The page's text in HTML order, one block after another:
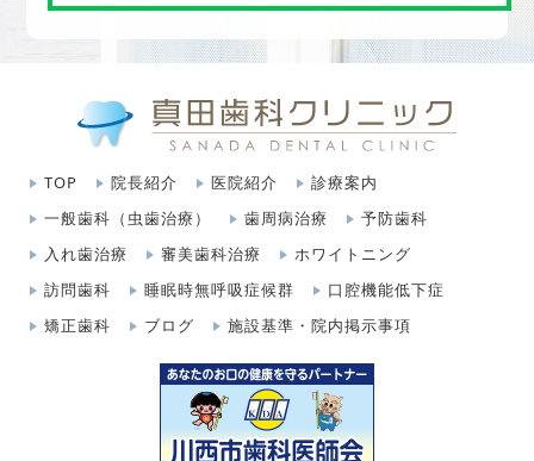
TOP 院長紹介 医院紹介
診療案内
一般歯科（虫歯治療）
歯周病治療
予防歯科
入れ歯治療
審美歯科治療
ホワイトニング
訪問歯科
睡眠時無呼吸症候群
口腔機能低下症
矯正歯科
ブログ 施設基準・院内掲示事項